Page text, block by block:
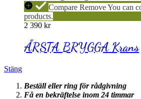
ÅRSTA
BRYGGA
Krans
CompareRemoveYou can
products.
2 390 kr
ÅRSTA BRYGGA Krans
Stäng
Beställ eller ring för rådgivning
Få en bekräftelse inom 24 timmar